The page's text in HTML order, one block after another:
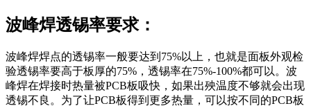
波峰焊透锡率要求：
波峰焊焊点的透锡率一般要达到75%以上，也就是面板外观检
验透锡率要高于板厚的75%，透锡率在75%-100%都可以。波
峰焊在焊接时热量被PCB板吸快，如果出殃温度不够就会出现
透锡不良。为了让PCB板得到更多热量，可以按不同的PCB板